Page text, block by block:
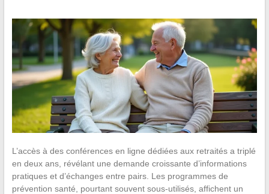
L’accès à des conférences en ligne dédiées aux retraités a triplé
en deux ans, révélant une demande croissante d’informations
pratiques et d’échanges entre pairs. Les programmes de
prévention santé, pourtant souvent sous-utilisés, affichent un